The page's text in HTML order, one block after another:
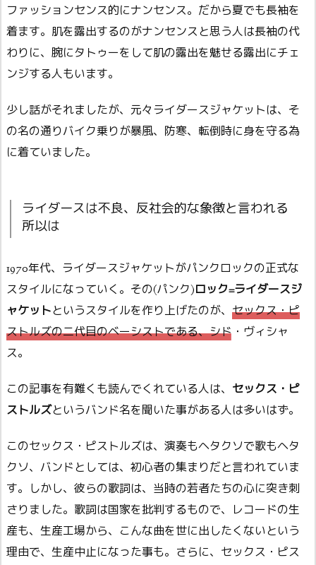
ファッションセンス的にナンセンス。だから夏でも長袖を
着ます。肌を露出するのがナンセンスと思う人は長袖の代
わりに、腕にタトゥーをして肌の露出を魅せる露出にチェ
ンジする人もいます。
少し話がそれましたが、元々ライダースジャケットは、そ
の名の通りバイク乗りが暴風、防寒、転倒時に身を守る為
に着ていました。
ライダースは不良、反社会的な象徴と言われる
所以は
1970年代、ライダースジャケットがパンクロックの正式な
スタイルになっていく。その(パンク)ロック=ライダースジ
ャケットというスタイルを作り上げたのが、 セックス・ピ
ストルズの二代目のベーシストである、シド・ヴィシャ
ス。
この記事を有難くも読んでくれている人は、 セックス・ピ
ストルズというバンド名を聞いた事がある人は多いはず。
このセックス・ピストルズは、演奏もヘタクソで歌もヘタ
クソ、バンドとしては、初心者の集まりだと言われていま
す。しかし、彼らの歌詞は、当時の若者たちの心に突き刺
さりました。歌詞は国家を批判するもので、レコードの生
産も、生産工場から、こんな曲を世に出したくないという
理由で、生産中止になった事も。さらに、セックス・ピス